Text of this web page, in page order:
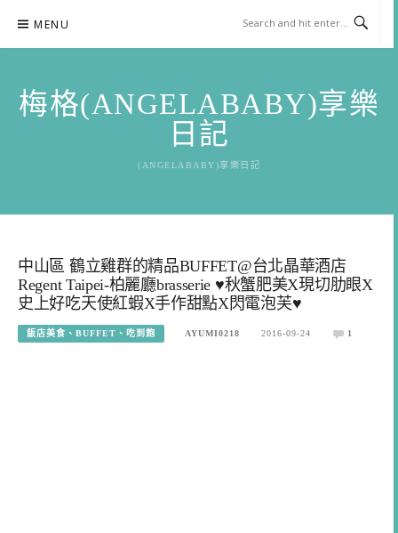
content
MENU
梅格(ANGELABABY)享樂
日記
(ANGELABABY)享樂日記
中山區 鶴立雞群的精品BUFFET@台北晶華酒店
Regent Taipei-柏麗廳brasserie ♥秋蟹肥美X現切肋眼X
史上好吃天使紅蝦X手作甜點X閃電泡芙♥
飯店美食、BUFFET、吃到飽 AYUMI0218 2016-09-24 1